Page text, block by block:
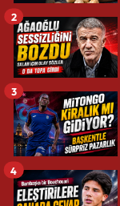
2
3
4